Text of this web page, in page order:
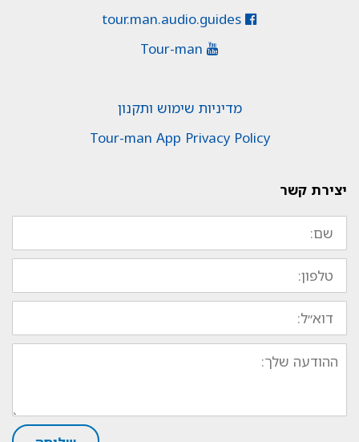
מדיניות שימוש ותקנון
Tour-man App Privacy Policy
יצירת קשר
שם:
טלפון:
דוא״ל:
ההודעה
שלך: